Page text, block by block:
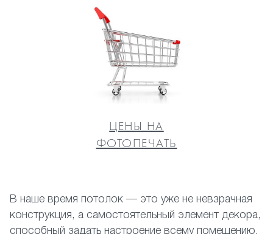
ЦЕНЫ НА
ФОТОПЕЧАТЬ
В наше время потолок — это уже не невзрачная
конструкция, а самостоятельный элемент декора,
способный задать настроение всему помещению.